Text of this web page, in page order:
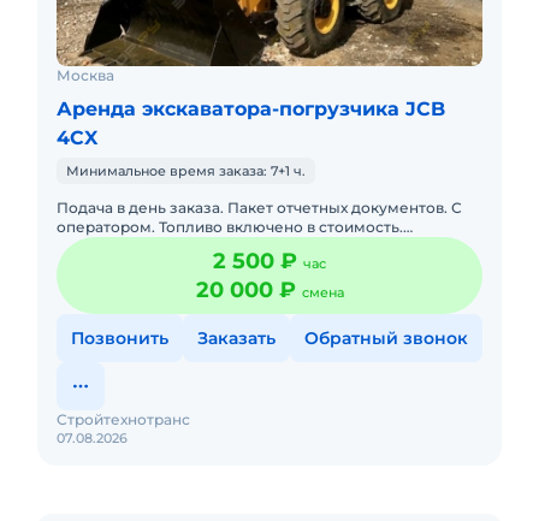
Москва
Аренда экскаватора-погрузчика JCB
4CX
Минимальное время заказа: 7+1 ч.
Подача в день заказа. Пакет отчетных документов. С
оператором. Топливо включено в стоимость.
Долгосрочная аренда. Краткосрочная аренда. Техника
с малой наработк
2 500 ₽ час
20 000 ₽ смена
Позвонить Заказать Обратный звонок
07.08.2026
Стройтехнотранс